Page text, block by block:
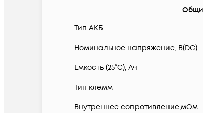
Тип АКБ
Номинальное напряжение, В(DC)
Емкость (25°С), Ач
Тип клемм
Внутреннее сопротивление,мОм